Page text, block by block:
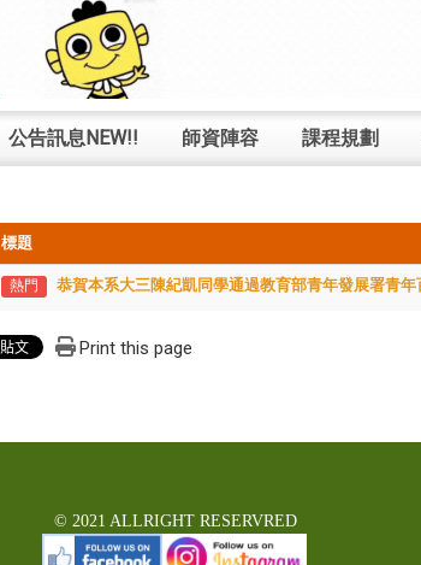
公告訊息NEW!! 師資陣容 課程規劃
標題
熱門 恭賀本系大三陳紀凱同學通過教育部青年發展署青
Print this page
© 2021 ALLRIGHT RESERVRED